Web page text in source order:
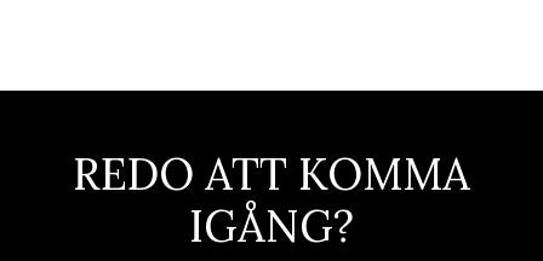
REDO ATT KOMMA
IGÅNG?